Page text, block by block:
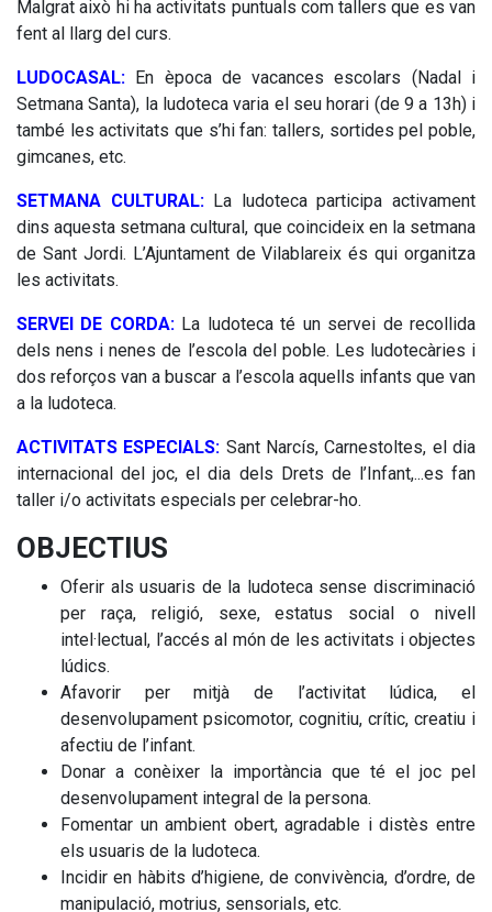
Malgrat això hi ha activitats puntuals com tallers que es van
fent al llarg del curs.
LUDOCASAL: En època de vacances escolars (Nadal i
Setmana Santa), la ludoteca varia el seu horari (de 9 a 13h) i
també les activitats que s’hi fan: tallers, sortides pel poble,
gimcanes, etc.
SETMANA CULTURAL:La ludoteca participa activament
dins aquesta setmana cultural, que coincideix en la setmana
de Sant Jordi. L’Ajuntament de Vilablareix és qui organitza
les activitats.
SERVEI DE CORDA:La ludoteca té un servei de recollida
dels nens i nenes de l’escola del poble. Les ludotecàries i
dos reforços van a buscar a l’escola aquells infants que van
a la ludoteca.
ACTIVITATS ESPECIALS: Sant Narcís, Carnestoltes, el dia
internacional del joc, el dia dels Drets de l’Infant,...es fan
taller i/o activitats especials per celebrar-ho.
OBJECTIUS
Oferir als usuaris de la ludoteca sense discriminació
per raça, religió, sexe, estatus social o nivell
intel·lectual, l’accés al món de les activitats i objectes
lúdics.
Afavorir per mitjà de l’activitat lúdica, el
desenvolupament psicomotor, cognitiu, crític, creatiu i
afectiu de l’infant.
Donar a conèixer la importància que té el joc pel
desenvolupament integral de la persona.
Fomentar un ambient obert, agradable i distès entre
els usuaris de la ludoteca.
Incidir en hàbits d’higiene, de convivència, d’ordre, de
manipulació, motrius, sensorials, etc.